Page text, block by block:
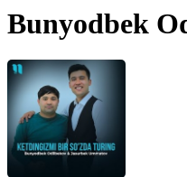
Bunyodbek